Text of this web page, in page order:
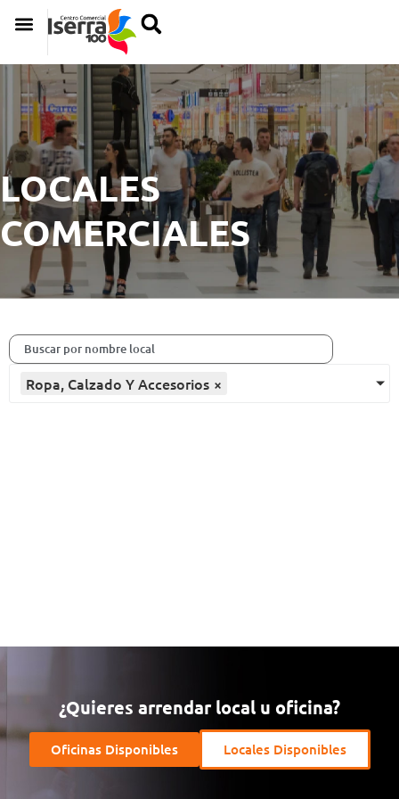
LOCALES
COMERCIALES
Ropa, Calzado Y Accesorios ×
¿Quieres arrendar local u oficina?
Oficinas Disponibles Locales Disponibles